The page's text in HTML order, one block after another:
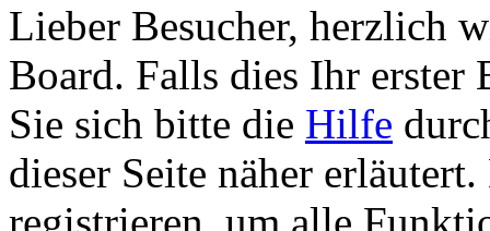
Lieber Besucher, herzlich
Board. Falls dies Ihr erster
Sie sich bitte die Hilfe
dieser Seite näher
registrieren, um alle